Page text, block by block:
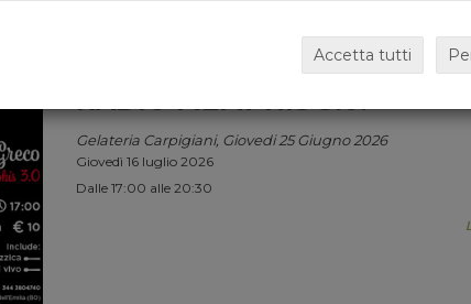
HAPPY HOUR GRECO CON
RADIO MEMPHIS 3.0.
Gelateria Carpigiani, Giovedi 25 Giugno 2026
Giovedì 16 luglio 2026
Dalle 17:00 alle 20:30
Accetta tutti